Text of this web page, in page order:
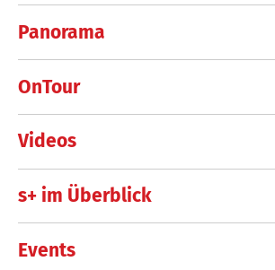
Panorama
OnTour
Videos
s+ im Überblick
Events